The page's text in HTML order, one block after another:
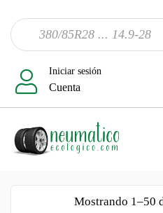
Iniciar sesión
Cuenta
Mostrando 1–50